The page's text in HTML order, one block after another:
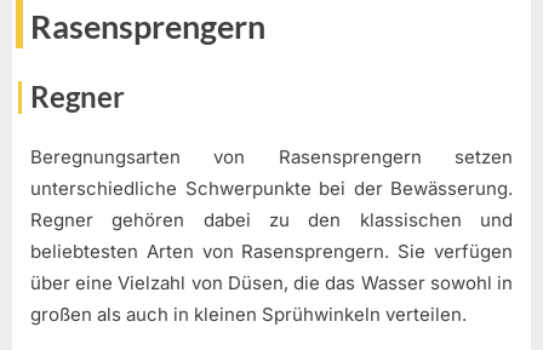
Rasensprengern
Regner
Beregnungsarten von Rasensprengern setzen
unterschiedliche Schwerpunkte bei der Bewässerung.
Regner gehören dabei zu den klassischen und
beliebtesten Arten von Rasensprengern. Sie verfügen
über eine Vielzahl von Düsen, die das Wasser sowohl in
großen als auch in kleinen Sprühwinkeln verteilen.